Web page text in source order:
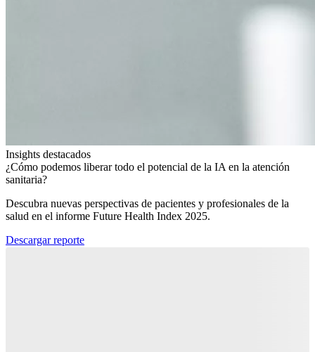
Insights destacados
¿Cómo podemos liberar todo el potencial de la IA en la atención
sanitaria?​
Descubra nuevas perspectivas de pacientes y profesionales de la
salud en el informe Future Health Index 2025.​
Descargar reporte